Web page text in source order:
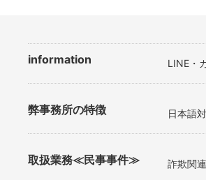
information LINE・
弊事務所の特徴 日本語
取扱業務≪民事事件≫ 詐欺関連